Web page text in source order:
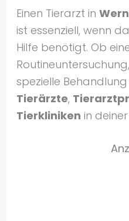
Einen Tierarzt in
ist essenziell, wenn
Hilfe benötigt. Ob
spezielle
Tierärzte,
Tierkliniken in